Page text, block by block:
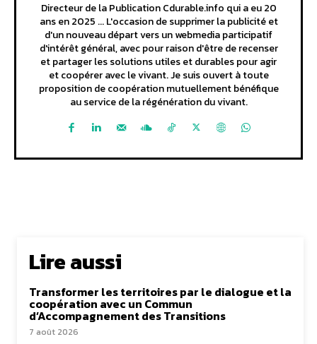
Directeur de la Publication Cdurable.info qui a eu 20
ans en 2025 ... L'occasion de supprimer la publicité et
d'un nouveau départ vers un webmedia participatif
d'intérêt général, avec pour raison d'être de recenser
et partager les solutions utiles et durables pour agir
et coopérer avec le vivant. Je suis ouvert à toute
proposition de coopération mutuellement bénéfique
au service de la régénération du vivant.
Lire aussi
Transformer les territoires par le dialogue et la
coopération avec un Commun
d’Accompagnement des Transitions
7 août 2026